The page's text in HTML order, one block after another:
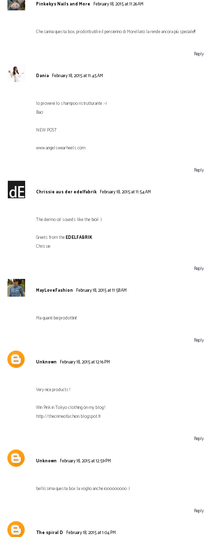
Pinkekys Nails and More February 18, 2015 at 11:26 AM
Che carina questa box, prodotti utili e il pensierino di Morellato la rende ancora più speciale!!!
Reply
Dania February 18, 2015 at 11:45 AM
Io proverei lo shampoo ristrutturante :-)
Baci
NEW POST
www.angelswearheels.com
Reply
Chrissie aus der edelfabrik February 18, 2015 at 11:54 AM
The dermo oil sounds like the bioil :)
Greets from theEDELFABRIK
Chrissie
Reply
MayLoveFashion February 18, 2015 at 11:58 AM
Ma quanti bei prodottini!
Reply
Unknown February 18, 2015 at 12:16 PM
Very nice products !
Win Pink in Tokyo clothing on my blog !
http://thecrimeofashion.blogspot.fr
Reply
Unknown February 18, 2015 at 12:59 PM
bellissima questa box la voglio anche iooooooooo :)
Reply
The spiral D February 18, 2015 at 1:04 PM